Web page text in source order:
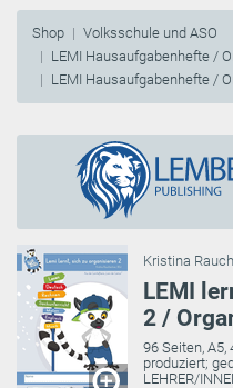
Shop
Volksschule und ASO
LEMI Hausaufgabenhefte /
LEMI Hausaufgabenhefte /
Kristina
LEMI
2 /
96 Seiten,
produziert;
LEHRER/